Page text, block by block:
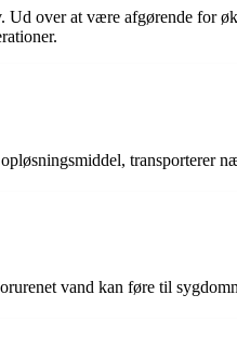
over at være afgørende for
transporterer
vand kan føre til